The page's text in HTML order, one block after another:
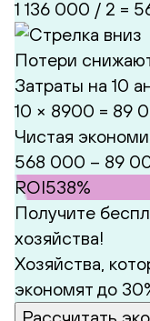
1 136 000 / 2 =
Потери
Затраты на 10
10 × 8900 = 89
Чистая
568 000 – 89
ROI538%
Получите
хозяйства!
Хозяйства,
экономят до